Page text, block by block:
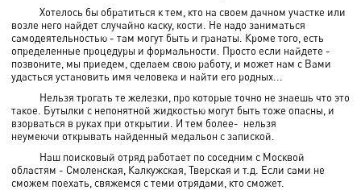
Хотелось бы обратиться к тем, кто на своем дачном участке или
возле него найдет случайно каску, кости. Не надо заниматься
самодеятельностью - там могут быть и гранаты. Кроме того, есть
определенные процедуры и формальности. Просто если найдете -
позвоните, мы приедем, сделаем свою работу, и может нам с Вами
удасться установить имя человека и найти его родных...
Нельзя трогать те железки, про которые точно не знаешь что это
такое. Бутылки с непонятной жидкостью могут быть тоже опасны, и
взорваться в руках при открытии. И тем более- нельзя
неумеючи открывать найденный медальон с запиской.
Наш поисковый отряд работает по соседним с Москвой
областям - Смоленская, Калкужская, Тверская и т.д. Если сами не
сможем поехать, свяжемся с теми отрядами, кто сможет.